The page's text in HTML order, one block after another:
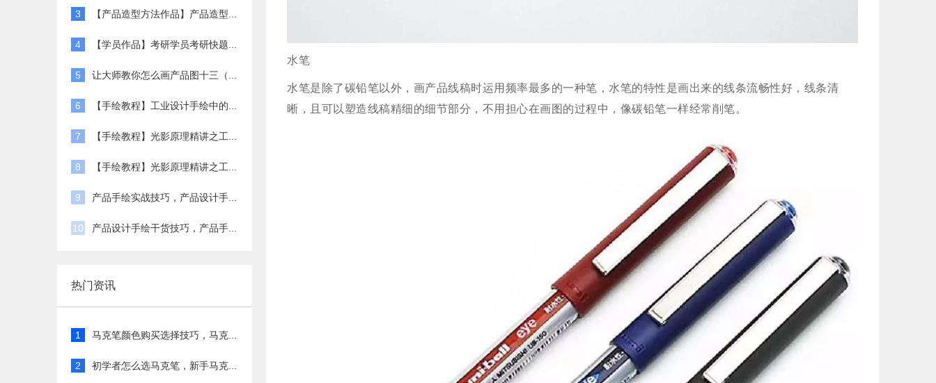
3 【产品造型方法作品】产品造型...
4 【学员作品】考研学员考研快题...
5 让大师教你怎么画产品图十三（...
6 【手绘教程】工业设计手绘中的...
7 【手绘教程】光影原理精讲之工...
8 【手绘教程】光影原理精讲之工...
9 产品手绘实战技巧，产品设计手...
10 产品设计手绘干货技巧，产品手...
热门资讯
1 马克笔颜色购买选择技巧，马克...
2 初学者怎么选马克笔，新手马克...
水笔
水笔是除了碳铅笔以外，画产品线稿时运用频率最多的一种笔，水笔的特性是画出来的线条流畅性好，线条清
晰，且可以塑造线稿精细的细节部分，不用担心在画图的过程中，像碳铅笔一样经常削笔。